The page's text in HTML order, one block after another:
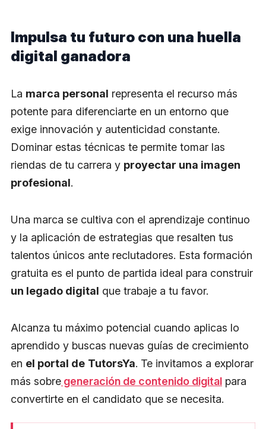
Impulsa tu futuro con una huella
digital ganadora
La marca personal representa el recurso más
potente para diferenciarte en un entorno que
exige innovación y autenticidad constante.
Dominar estas técnicas te permite tomar las
riendas de tu carrera y proyectar una imagen
profesional.
Una marca se cultiva con el aprendizaje continuo
y la aplicación de estrategias que resalten tus
talentos únicos ante reclutadores. Esta formación
gratuita es el punto de partida ideal para construir
un legado digital que trabaje a tu favor.
Alcanza tu máximo potencial cuando aplicas lo
aprendido y buscas nuevas guías de crecimiento
en el portal de TutorsYa. Te invitamos a explorar
más sobre generación de contenido digital para
convertirte en el candidato que se necesita.